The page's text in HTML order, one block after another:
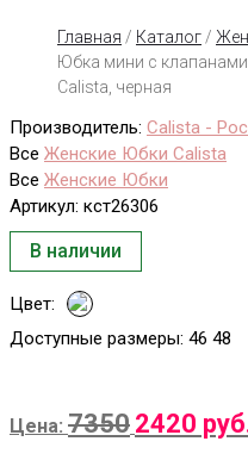
Главная / Каталог /
Юбка мини с
Calista, черная
Производитель: Calista -
Все Женские Юбки Calista
Все Женские Юбки
Артикул: кст26306
В наличии
Цвет:
Доступные размеры: 46 48
Цена: 7350 2420